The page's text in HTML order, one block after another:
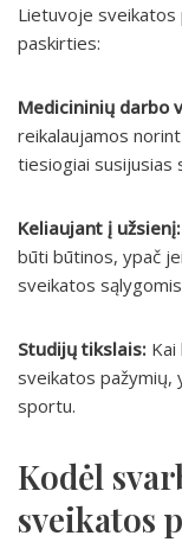
Lietuvoje sveikatos
paskirties:
Medicininių darbo
reikalaujamos
tiesiogiai susijusias
Keliaujant į užsienį:
būti būtinos, ypač
sveikatos
Studijų tikslais:
sveikatos pažymių,
sportu.
Kodėl
sveikatos